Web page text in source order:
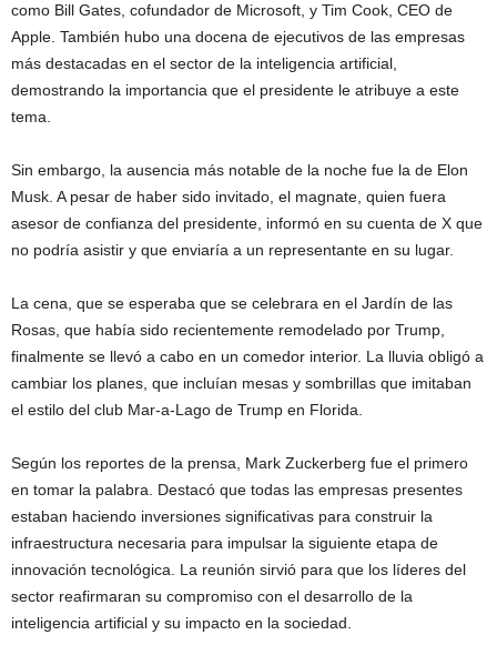
como Bill Gates, cofundador de Microsoft, y Tim Cook, CEO de
Apple. También hubo una docena de ejecutivos de las empresas
más destacadas en el sector de la inteligencia artificial,
demostrando la importancia que el presidente le atribuye a este
tema.
Sin embargo, la ausencia más notable de la noche fue la de Elon
Musk. A pesar de haber sido invitado, el magnate, quien fuera
asesor de confianza del presidente, informó en su cuenta de X que
no podría asistir y que enviaría a un representante en su lugar.
La cena, que se esperaba que se celebrara en el Jardín de las
Rosas, que había sido recientemente remodelado por Trump,
finalmente se llevó a cabo en un comedor interior. La lluvia obligó a
cambiar los planes, que incluían mesas y sombrillas que imitaban
el estilo del club Mar-a-Lago de Trump en Florida.
Según los reportes de la prensa, Mark Zuckerberg fue el primero
en tomar la palabra. Destacó que todas las empresas presentes
estaban haciendo inversiones significativas para construir la
infraestructura necesaria para impulsar la siguiente etapa de
innovación tecnológica. La reunión sirvió para que los líderes del
sector reafirmaran su compromiso con el desarrollo de la
inteligencia artificial y su impacto en la sociedad.